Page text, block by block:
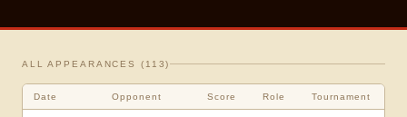
ALL APPEARANCES ( 113)
Date Opponent Score Role Tournament